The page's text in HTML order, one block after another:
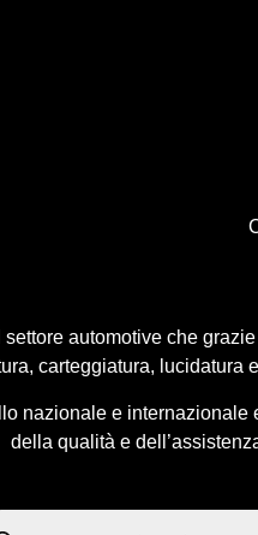
automotive che
carteggiatura,
nazionale e
della qualità e